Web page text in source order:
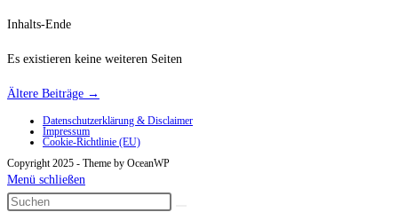
Inhalts-Ende
Es existieren keine weiteren Seiten
Ältere Beiträge →
Datenschutzerklärung & Disclaimer
Impressum
Cookie-Richtlinie (EU)
Copyright 2025 - Theme by OceanWP
Menü schließen